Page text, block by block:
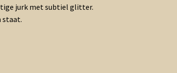
jurk met subtiel glitter.
staat.